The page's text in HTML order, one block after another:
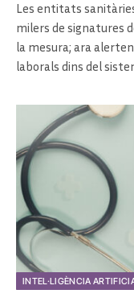
Les entitats
milers de signatures
la mesura; ara
laborals dins del
INTEL·LIGÈNCIA